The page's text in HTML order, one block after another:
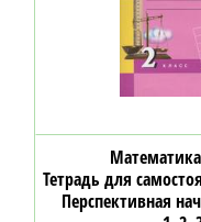
Тетрадь для
Перспективная